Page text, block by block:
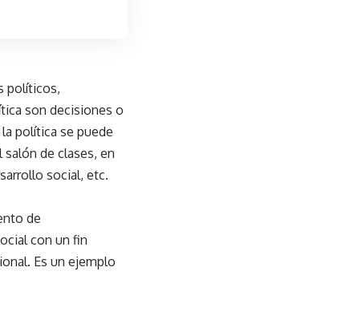
políticos,
son decisiones o
política se puede
de clases, en
social, etc.
de
con un fin
Es un ejemplo